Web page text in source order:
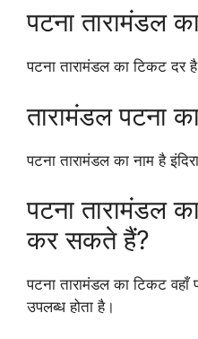
पटना तारामंडल
पटना तारामंडल का टिकट दर
तारामंडल पटना
पटना तारामंडल का नाम है
पटना तारामंडल
कर सकते हैं?
पटना तारामंडल का टिकट वहाँ
उपलब्ध होता है।